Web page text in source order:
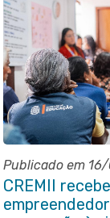
Publicado em
CREMII